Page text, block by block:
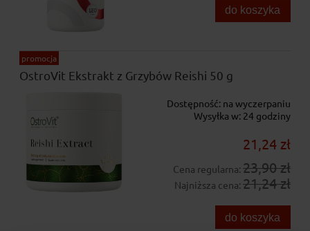
do koszyka
OstroVit Ekstrakt z Grzybów Reishi 50 g
Dostępność: na wyczerpaniu
Wysyłka w: 24 godziny
21,24 zł
Cena regularna: 23,90 zł
Najniższa cena: 21,24 zł
do koszyka
promocja